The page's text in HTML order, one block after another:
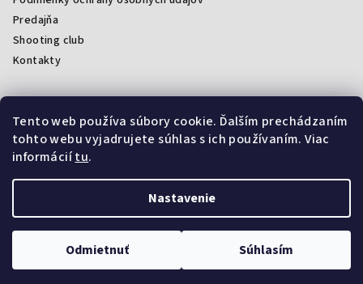
Tento web používa súbory cookie. Ďalším prechádzaním
tohto webu vyjadrujete súhlas s ich používaním. Viac
informáciítu.
Nastavenie
Odmietnuť Súhlasím
Predajňa
Shooting club
Kontakty
Facebook
nastavenie cookies
Vytvoril Shoptet